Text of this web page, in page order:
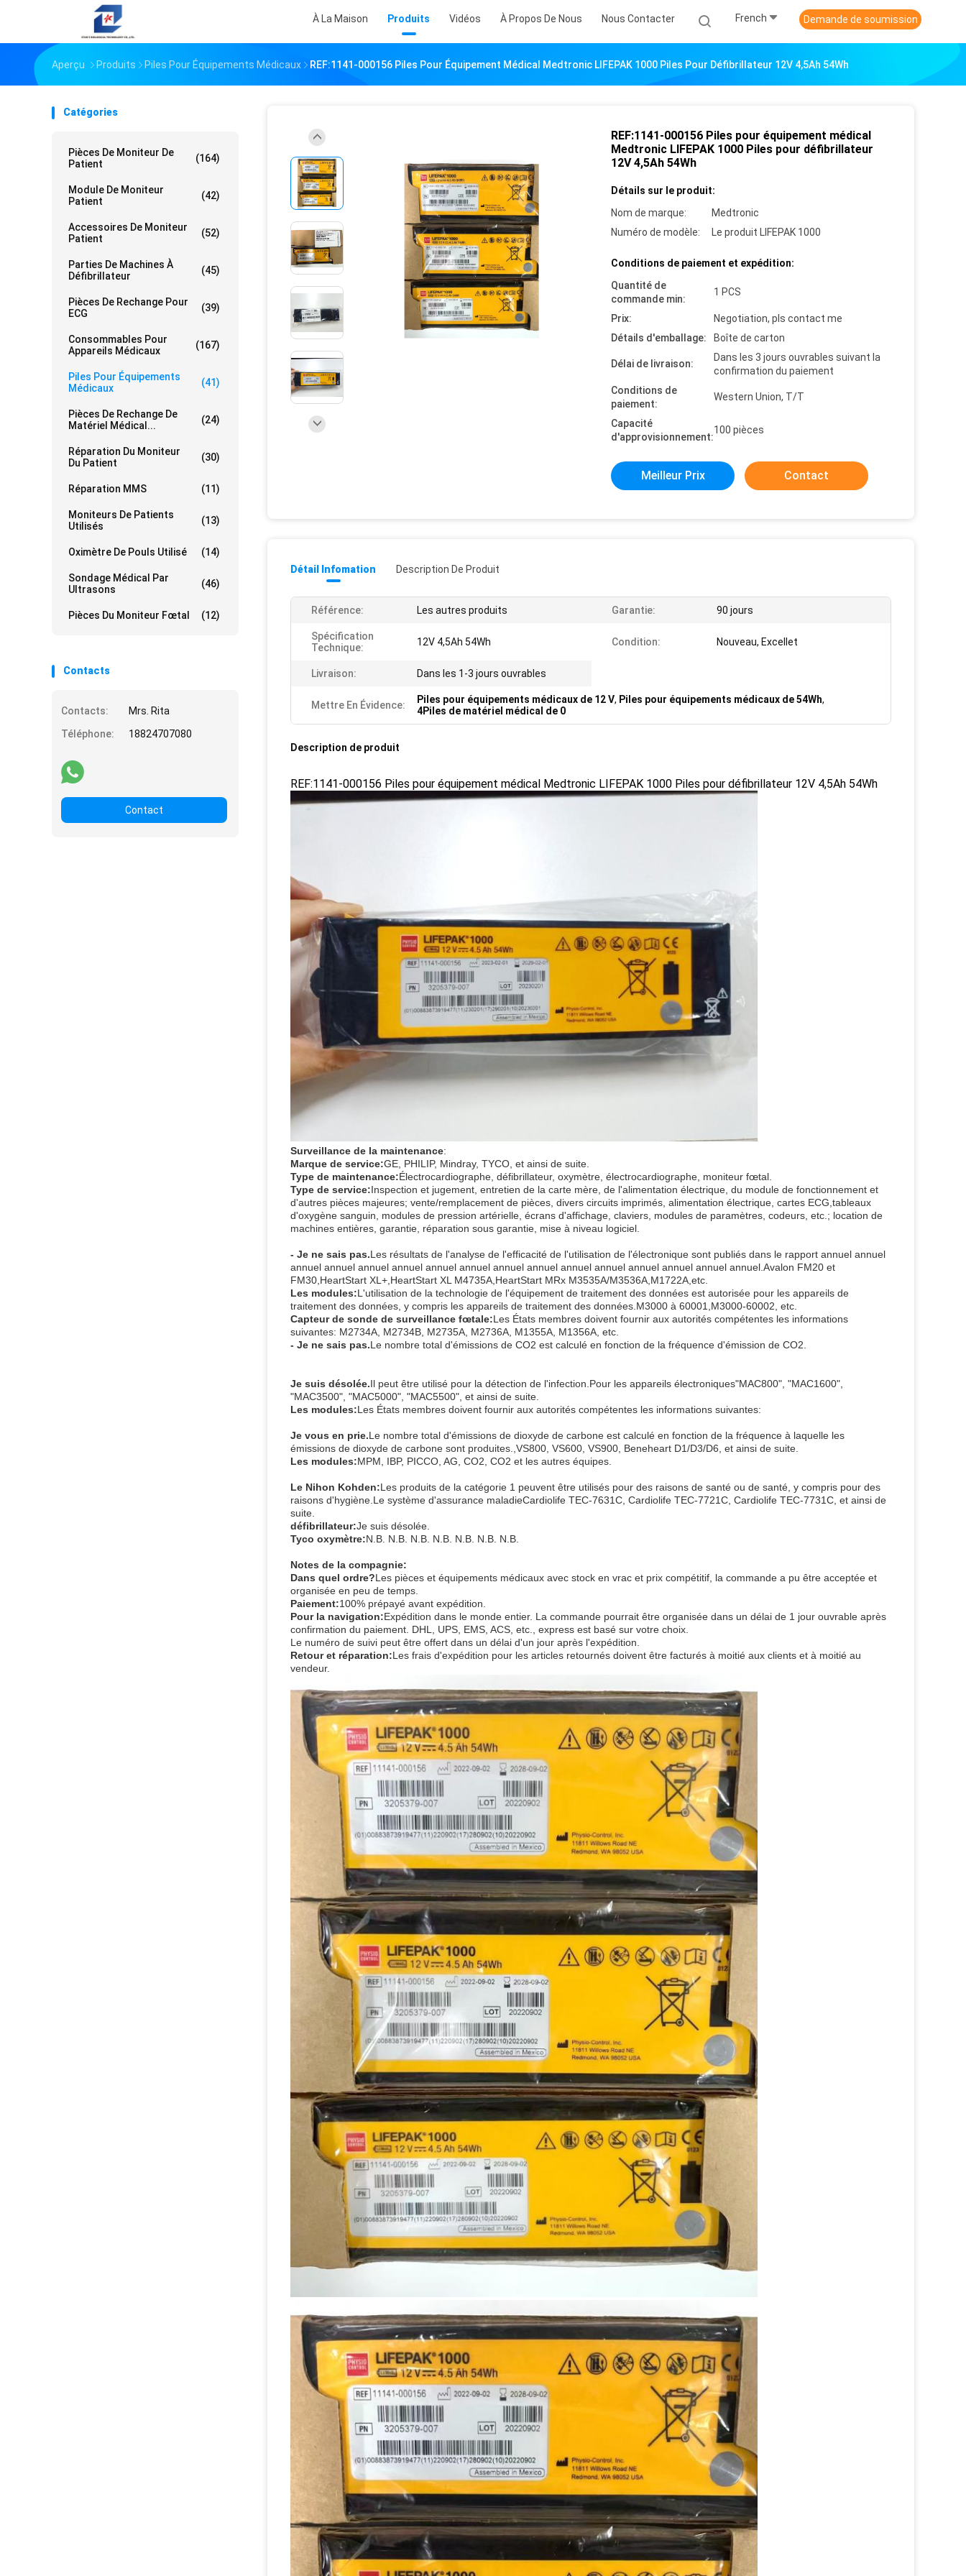
À La Maison Produits Vidéos À Propos De Nous Nous Contacter French Demande de soumission
Aperçu Produits Piles Pour Équipements Médicaux REF:1141-000156 Piles Pour Équipement Médical Medtronic LIFEPAK 1000 Piles Pour Défibrillateur 12V 4,5Ah 54Wh
Catégories
Pièces De Moniteur De
Patient
(164)
Module De Moniteur
Patient
(42)
Accessoires De Moniteur
Patient
(52)
Parties De Machines À
Défibrillateur
(45)
Pièces De Rechange Pour
ECG
(39)
Consommables Pour
Appareils Médicaux
(167)
Piles Pour Équipements
Médicaux
(41)
Pièces De Rechange De
Matériel Médical...
(24)
Réparation Du Moniteur
Du Patient
(30)
Réparation MMS (11)
Moniteurs De Patients
Utilisés
(13)
Oximètre De Pouls Utilisé (14)
Sondage Médical Par
Ultrasons
(46)
Pièces Du Moniteur Fœtal (12)
Contacts
Contacts:
Mrs. Rita
Téléphone:
18824707080
Contact
REF:1141-000156 Piles pour équipement médical
Medtronic LIFEPAK 1000 Piles pour défibrillateur
12V 4,5Ah 54Wh
Détails sur le produit:
Nom de marque:
Medtronic
Numéro de modèle:
Le produit LIFEPAK 1000
Conditions de paiement et expédition:
Quantité de
commande min:
1 PCS
Prix:
Negotiation, pls contact me
Détails d'emballage:
Boîte de carton
Délai de livraison:
Dans les 3 jours ouvrables suivant la
confirmation du paiement
Conditions de
paiement:
Western Union, T/T
Capacité
d'approvisionnement:
100 pièces
Meilleur Prix Contact
Détail Infomation Description De Produit
Référence: Les autres produits Garantie: 90 jours
Spécification
Technique:
12V 4,5Ah 54Wh Condition: Nouveau, Excellet
Livraison: Dans les 1-3 jours ouvrables
Mettre En Évidence: Piles pour équipements médicaux de 12 V, Piles pour équipements médicaux de 54Wh,
4Piles de matériel médical de 0
Description de produit
REF:1141-000156 Piles pour équipement médical Medtronic LIFEPAK 1000 Piles pour défibrillateur 12V 4,5Ah 54Wh
Surveillance de la maintenance:
Marque de service:GE, PHILIP, Mindray, TYCO, et ainsi de suite.
Type de maintenance:Électrocardiographe, défibrillateur, oxymètre, électrocardiographe, moniteur fœtal.
Type de service:Inspection et jugement, entretien de la carte mère, de l'alimentation électrique, du module de fonctionnement et
d'autres pièces majeures; vente/remplacement de pièces, divers circuits imprimés, alimentation électrique, cartes ECG,tableaux
d'oxygène sanguin, modules de pression artérielle, écrans d'affichage, claviers, modules de paramètres, codeurs, etc.; location de
machines entières, garantie, réparation sous garantie, mise à niveau logiciel.
- Je ne sais pas.Les résultats de l'analyse de l'efficacité de l'utilisation de l'électronique sont publiés dans le rapport annuel annuel
annuel annuel annuel annuel annuel annuel annuel annuel annuel annuel annuel annuel annuel annuel.Avalon FM20 et
FM30,HeartStart XL+,HeartStart XL M4735A,HeartStart MRx M3535A/M3536A,M1722A,etc.
Les modules:L'utilisation de la technologie de l'équipement de traitement des données est autorisée pour les appareils de
traitement des données, y compris les appareils de traitement des données.M3000 à 60001,M3000-60002, etc.
Capteur de sonde de surveillance fœtale:Les États membres doivent fournir aux autorités compétentes les informations
suivantes: M2734A, M2734B, M2735A, M2736A, M1355A, M1356A, etc.
- Je ne sais pas.Le nombre total d'émissions de CO2 est calculé en fonction de la fréquence d'émission de CO2.
Je suis désolée.Il peut être utilisé pour la détection de l'infection.Pour les appareils électroniques"MAC800", "MAC1600",
"MAC3500", "MAC5000", "MAC5500", et ainsi de suite.
Les modules:Les États membres doivent fournir aux autorités compétentes les informations suivantes:
Je vous en prie.Le nombre total d'émissions de dioxyde de carbone est calculé en fonction de la fréquence à laquelle les
émissions de dioxyde de carbone sont produites.,VS800, VS600, VS900, Beneheart D1/D3/D6, et ainsi de suite.
Les modules:MPM, IBP, PICCO, AG, CO2, CO2 et les autres équipes.
Le Nihon Kohden:Les produits de la catégorie 1 peuvent être utilisés pour des raisons de santé ou de santé, y compris pour des
raisons d'hygiène.Le système d'assurance maladieCardiolife TEC-7631C, Cardiolife TEC-7721C, Cardiolife TEC-7731C, et ainsi de
suite.
défibrillateur:Je suis désolée.
Tyco oxymètre:N.B. N.B. N.B. N.B. N.B. N.B. N.B.
Notes de la compagnie:
Dans quel ordre?Les pièces et équipements médicaux avec stock en vrac et prix compétitif, la commande a pu être acceptée et
organisée en peu de temps.
Paiement:100% prépayé avant expédition.
Pour la navigation:Expédition dans le monde entier. La commande pourrait être organisée dans un délai de 1 jour ouvrable après
confirmation du paiement. DHL, UPS, EMS, ACS, etc., express est basé sur votre choix.
Le numéro de suivi peut être offert dans un délai d'un jour après l'expédition.
Retour et réparation:Les frais d'expédition pour les articles retournés doivent être facturés à moitié aux clients et à moitié au
vendeur.